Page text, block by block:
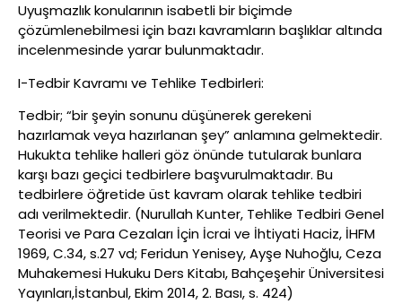
Uyuşmazlık konularının isabetli bir biçimde
çözümlenebilmesi için bazı kavramların başlıklar altında
incelenmesinde yarar bulunmaktadır.
I-Tedbir Kavramı ve Tehlike Tedbirleri:
Tedbir; “bir şeyin sonunu düşünerek gerekeni
hazırlamak veya hazırlanan şey” anlamına gelmektedir.
Hukukta tehlike halleri göz önünde tutularak bunlara
karşı bazı geçici tedbirlere başvurulmaktadır. Bu
tedbirlere öğretide üst kavram olarak tehlike tedbiri
adı verilmektedir. (Nurullah Kunter, Tehlike Tedbiri Genel
Teorisi ve Para Cezaları İçin İcrai ve İhtiyati Haciz, İHFM
1969, C.34, s.27 vd; Feridun Yenisey, Ayşe Nuhoğlu, Ceza
Muhakemesi Hukuku Ders Kitabı, Bahçeşehir Üniversitesi
Yayınları,İstanbul, Ekim 2014, 2. Bası, s. 424)